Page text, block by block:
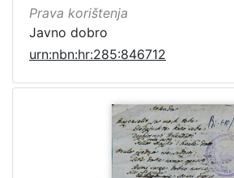
Prava korištenja
Javno dobro
urn:nbn:hr:285:846712